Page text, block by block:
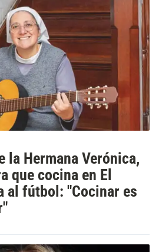
la Hermana Verónica,
que cocina en El
al fútbol: "Cocinar es